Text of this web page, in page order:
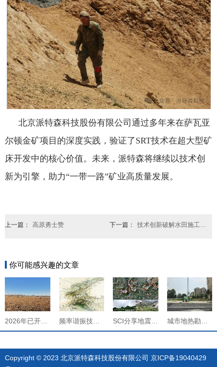
北京派特森科技股份有限公司通过多年来在萨瓦亚
尔顿金矿项目的深度实践，验证了SRT技术在超大型矿
床开发中的核心价值。未来，派特森将继续以技术创
新为引擎，助力“一带一路”矿业高质量发展。
上一篇： 高原勇士赞 下一篇：
你可能感兴趣的文章
频率谐振技术领航！派特森科技赋能帕米尔高原深部探索，书写“一带一路”国际合作新篇 城市地热勘探的创新之匙
Copyright © 2023 北京派特森科技股份有限公司 京ICP备19040429